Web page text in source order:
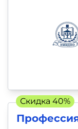
Скидка 40%